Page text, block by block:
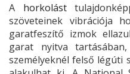
A horkolást
szöveteinek vibrációja
garatfeszítő izmok
garat nyitva
személyeknél felső légúti